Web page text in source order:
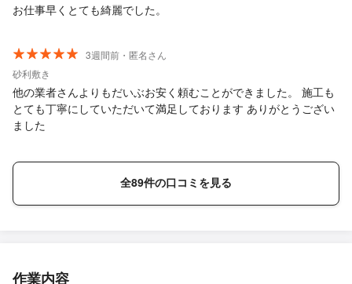
お仕事早くとても綺麗でした。
3週間前・匿名さん
砂利敷き
他の業者さんよりもだいぶお安く頼むことができました。 施工も
とても丁寧にしていただいて満足しております ありがとうござい
ました
全89件の口コミを見る
作業内容